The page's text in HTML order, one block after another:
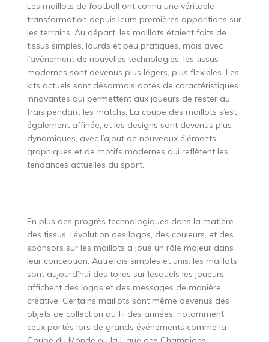
Les maillots de football ont connu une véritable
transformation depuis leurs premières apparitions sur
les terrains. Au départ, les maillots étaient faits de
tissus simples, lourds et peu pratiques, mais avec
l’avènement de nouvelles technologies, les tissus
modernes sont devenus plus légers, plus flexibles. Les
kits actuels sont désormais dotés de caractéristiques
innovantes qui permettent aux joueurs de rester au
frais pendant les matchs. La coupe des maillots s’est
également affinée, et les designs sont devenus plus
dynamiques, avec l’ajout de nouveaux éléments
graphiques et de motifs modernes qui reflètent les
tendances actuelles du sport.
En plus des progrès technologiques dans la matière
des tissus, l’évolution des logos, des couleurs, et des
sponsors sur les maillots a joué un rôle majeur dans
leur conception. Autrefois simples et unis, les maillots
sont aujourd’hui des toiles sur lesquels les joueurs
affichent des logos et des messages de manière
créative. Certains maillots sont même devenus des
objets de collection au fil des années, notamment
ceux portés lors de grands événements comme la